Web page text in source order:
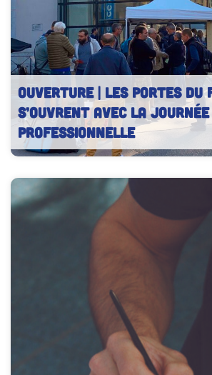
OUVERTURE | Les portes
s’ouvrent avec la journée
professionnelle